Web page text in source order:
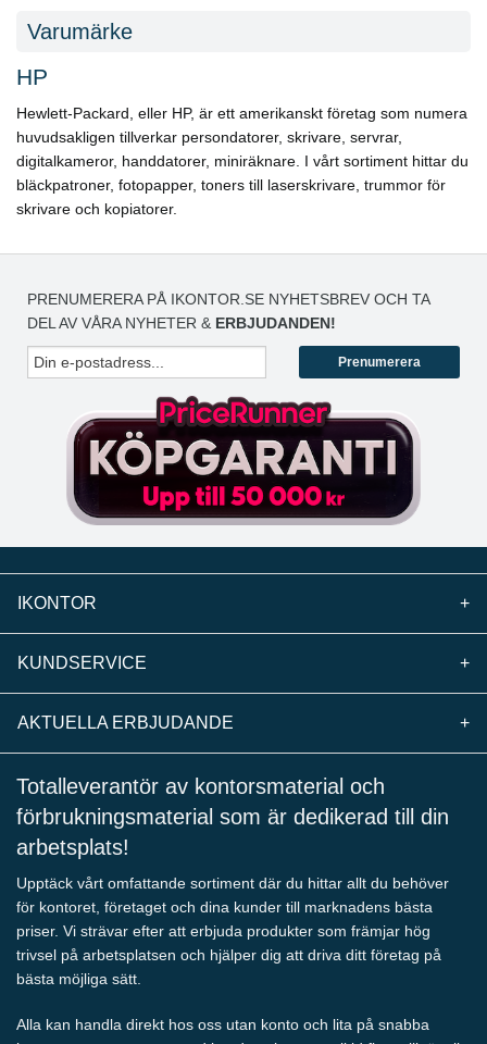
Varumärke
HP
Hewlett-Packard, eller HP, är ett amerikanskt företag som numera
huvudsakligen tillverkar persondatorer, skrivare, servrar,
digitalkameror, handdatorer, miniräknare. I vårt sortiment hittar du
bläckpatroner, fotopapper, toners till laserskrivare, trummor för
skrivare och kopiatorer.
PRENUMERERA PÅ IKONTOR.SE NYHETSBREV OCH TA
DEL AV VÅRA NYHETER & ERBJUDANDEN!
Prenumerera
IKONTOR +
KUNDSERVICE +
AKTUELLA ERBJUDANDE +
Totalleverantör av kontorsmaterial och
förbrukningsmaterial som är dedikerad till din
arbetsplats!
Upptäck vårt omfattande sortiment där du hittar allt du behöver
för kontoret, företaget och dina kunder till marknadens bästa
priser. Vi strävar efter att erbjuda produkter som främjar hög
trivsel på arbetsplatsen och hjälper dig att driva ditt företag på
bästa möjliga sätt.
Alla kan handla direkt hos oss utan konto och lita på snabba